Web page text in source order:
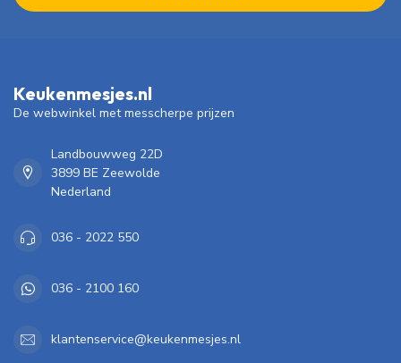
Keukenmesjes.nl
De webwinkel met messcherpe prijzen
Landbouwweg 22D
3899 BE Zeewolde
Nederland
036 - 2022 550
036 - 2100 160
klantenservice@keukenmesjes.nl